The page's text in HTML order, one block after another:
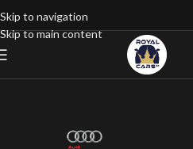
Skip to navigation
Skip to main content
Джип